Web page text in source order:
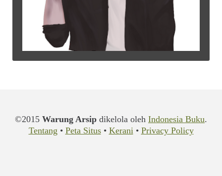
©2015 Warung Arsip dikelola oleh Indonesia Buku.
Tentang • Peta Situs• Kerani• Privacy Policy